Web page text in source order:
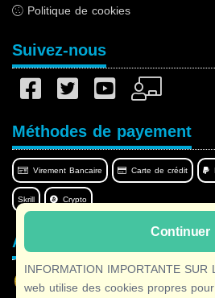
Continuer
INFORMATION IMPORTANTE SUR
web utilise des cookies propres
Politique de cookies
Suivez-nous
Méthodes de payement
Virement Bancaire Carte de crédit
Skrill Crypto
Afilnet dans votre langue